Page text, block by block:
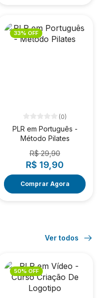
33% OFF
(0)
PLR em Português -
Método Pilates
R$ 29,90
R$ 19,90
Comprar Agora
Ver todos
50% OFF